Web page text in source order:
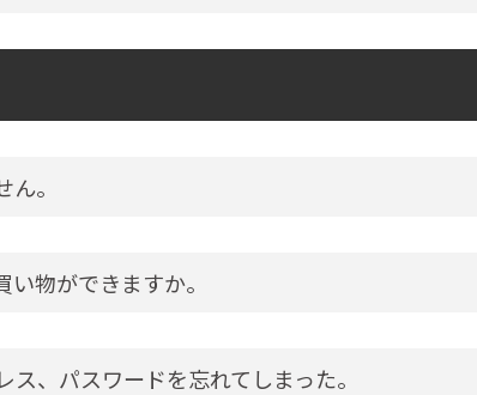
。
物ができますか。
、パスワードを忘れてしまった。